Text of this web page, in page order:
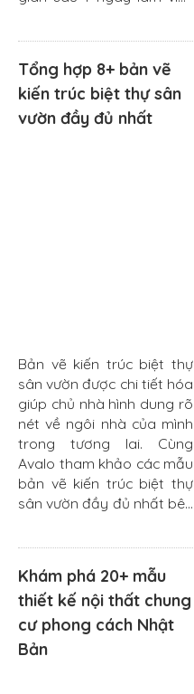
Tổng hợp 8+ bản vẽ
kiến trúc biệt thự sân
vườn đầy đủ nhất
Bản vẽ kiến trúc biệt thự
sân vườn được chi tiết hóa
giúp chủ nhà hình dung rõ
nét về ngôi nhà của mình
trong tương lai. Cùng
Avalo tham khảo các mẫu
bản vẽ kiến trúc biệt thự
sân vườn đầy đủ nhất bên
Khám phá 20+ mẫu
thiết kế nội thất chung
cư phong cách Nhật
Bản